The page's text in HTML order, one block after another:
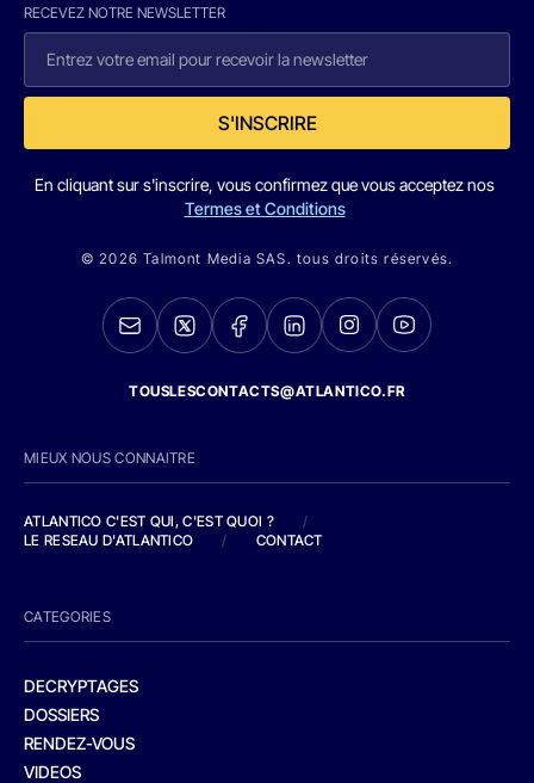
RECEVEZ NOTRE NEWSLETTER
S'INSCRIRE
En cliquant sur s'inscrire, vous confirmez que vous acceptez nos
Termes et Conditions
© 2026 Talmont Media SAS. tous droits réservés.
TOUSLESCONTACTS@ATLANTICO.FR
MIEUX NOUS CONNAITRE
ATLANTICO C'EST QUI, C'EST QUOI ?
/
LE RESEAU D'ATLANTICO
/ CONTACT
CATEGORIES
DECRYPTAGES
DOSSIERS
RENDEZ-VOUS
VIDEOS